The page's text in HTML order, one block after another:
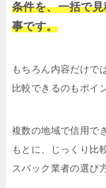
条件を、一括で
事です。
もちろん内容だけで
比較できるのもポイ
複数の地域で信用で
もとに、じっくり比
スバック業者の選び